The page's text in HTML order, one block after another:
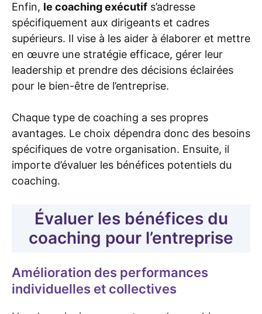
Enfin, le coaching exécutif s’adresse
spécifiquement aux dirigeants et cadres
supérieurs. Il vise à les aider à élaborer et mettre
en œuvre une stratégie efficace, gérer leur
leadership et prendre des décisions éclairées
pour le bien-être de l’entreprise.
Chaque type de coaching a ses propres
avantages. Le choix dépendra donc des besoins
spécifiques de votre organisation. Ensuite, il
importe d’évaluer les bénéfices potentiels du
coaching.
Évaluer les bénéfices du
coaching pour l’entreprise
Amélioration des performances
individuelles et collectives